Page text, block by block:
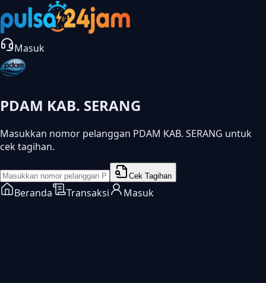
Masuk
PDAM KAB. SERANG
Masukkan nomor pelanggan PDAM KAB. SERANG untuk
cek tagihan.
Cek Tagihan
Beranda Transaksi Masuk